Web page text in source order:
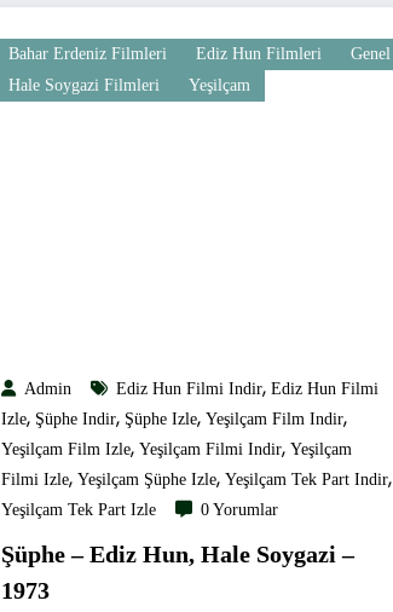
Bahar Erdeniz Filmleri Ediz Hun Filmleri
Genel
Hale Soygazi Filmleri
Yeşilçam
Admin Ediz Hun Filmi Indir, Ediz Hun Filmi
Izle, Şüphe Indir, Şüphe Izle, Yeşilçam Film Indir,
Yeşilçam Film Izle, Yeşilçam Filmi Indir, Yeşilçam
Filmi Izle, Yeşilçam Şüphe Izle, Yeşilçam Tek Part Indir,
Yeşilçam Tek Part Izle 0 Yorumlar
Şüphe – Ediz Hun, Hale Soygazi –
1973